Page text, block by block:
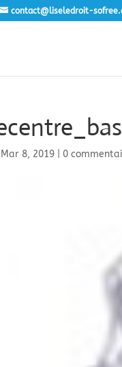
contact@liseledroit-
Mar 8, 2019 0